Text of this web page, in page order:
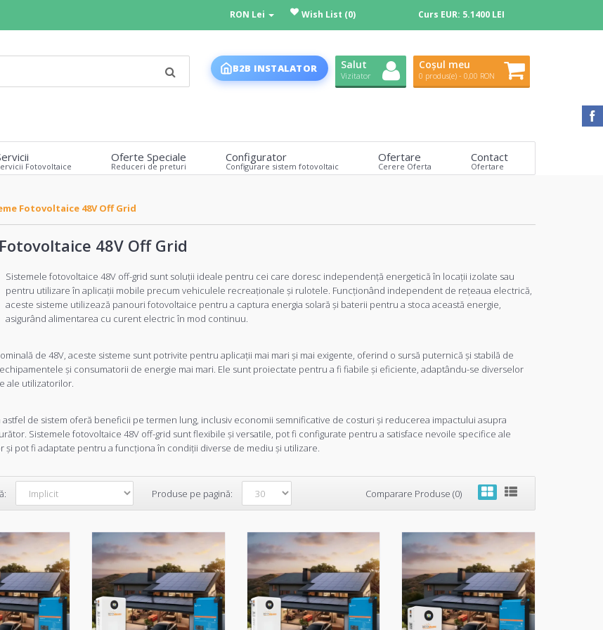
RON Lei Wish List (0) Curs EUR: 5.1400 LEI
B2B INSTALATOR Salut
Vizitator
Coșul meu
0 produs(e) - 0,00 RON
Fotovoltaice
Oferte Speciale
Reduceri de preturi
Configurator
Configurare sistem fotovoltaic
Ofertare
Cerere Oferta
Contact
Ofertare
Fotovoltaice 48V Off Grid
48V Off Grid
Sistemele fotovoltaice 48V off-grid sunt soluții ideale pentru cei care doresc independență energetică în locații izolate sau
pentru utilizare în aplicații mobile precum vehiculele recreaționale și rulotele. Funcționând independent de rețeaua electrică,
aceste sisteme utilizează panouri fotovoltaice pentru a captura energia solară și baterii pentru a stoca această energie,
asigurând alimentarea cu curent electric în mod continuu.
de 48V, aceste sisteme sunt potrivite pentru aplicații mai mari și mai exigente, oferind o sursă puternică și stabilă de
și consumatorii de energie mai mari. Ele sunt proiectate pentru a fi fiabile și eficiente, adaptându-se diverselor
ale utilizatorilor.
astfel de sistem oferă beneficii pe termen lung, inclusiv economii semnificative de costuri și reducerea impactului asupra
Sistemele fotovoltaice 48V off-grid sunt flexibile și versatile, pot fi configurate pentru a satisface nevoile specifice ale
și pot fi adaptate pentru a funcționa în condiții diverse de mediu și utilizare.
Comparare Produse (0)
Produse pe pagină:
Kit complet solar fotovoltaic monofazat 4kWp
Victron Energy - Fronius + acumulator lifepo4
15kwh
Kit-ul este complet si contine echipamente profesionale de ultima generatie cu
5 ani garantie si ser..
49.133,26 RON
Adaugă in Wishlist
Compară produsul